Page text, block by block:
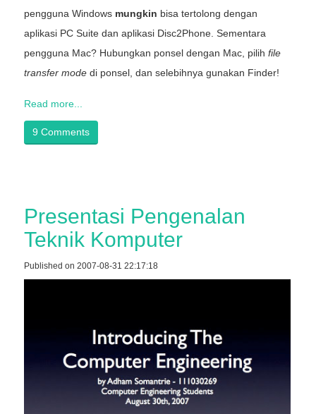
pengguna Windows mungkin bisa tertolong dengan
aplikasi PC Suite dan aplikasi Disc2Phone. Sementara
pengguna Mac? Hubungkan ponsel dengan Mac, pilih file
transfer mode di ponsel, dan selebihnya gunakan Finder!
Read more...
9 Comments
Presentasi Pengenalan
Teknik Komputer
Published on 2007-08-31 22:17:18